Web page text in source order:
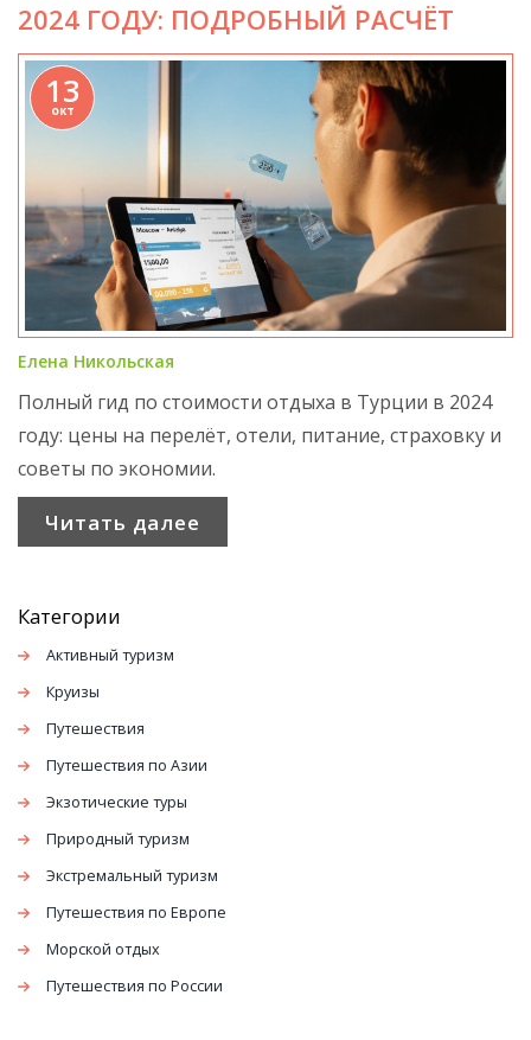
2024 ГОДУ: ПОДРОБНЫЙ РАСЧЁТ
13
окт
Елена Никольская
Полный гид по стоимости отдыха в Турции в 2024
году: цены на перелёт, отели, питание, страховку и
советы по экономии.
Читать далее
Категории
Активный туризм
Круизы
Путешествия
Путешествия по Азии
Экзотические туры
Природный туризм
Экстремальный туризм
Путешествия по Европе
Морской отдых
Путешествия по России